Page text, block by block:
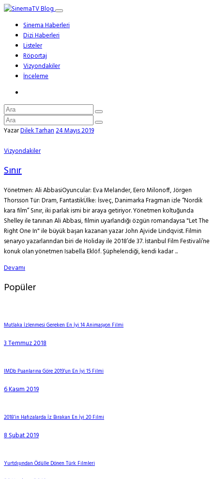
Sinema Haberleri
Dizi Haberleri
Listeler
Röportaj
Vizyondakiler
İnceleme
YazarDilek Tarhan24 Mayıs 2019
Vizyondakiler
Sınır
Yönetmen: Ali AbbasiOyuncular: Eva Melander, Eero Milonoff, Jörgen
Thorsson Tür: Dram, FantastikÜlke: İsveç, Danimarka Fragman izle “Nordik
kara film” Sınır, iki parlak ismi bir araya getiriyor. Yönetmen koltuğunda
Shelley ile tanınan Ali Abbasi, filmin uyarlandığı özgün romandaysa "Let The
Right One In" ile büyük başarı kazanan yazar John Ajvide Lindqvist. Filmin
senaryo yazarlarından biri de Holiday ile 2018’de 37. İstanbul Film Festivali’ne
konuk olan yönetmen Isabella Eklöf. Şüphelendiği, kendi kadar ...
Devamı
Popüler
Mutlaka İzlenmesi Gereken En İyi 14 Animasyon Filmi
3 Temmuz 2018
IMDb Puanlarına Göre 2019’un En İyi 15 Filmi
6 Kasım 2019
2018’in Hafızalarda İz Bırakan En İyi 20 Filmi
8 Şubat 2019
Yurtdışından Ödülle Dönen Türk Filmleri